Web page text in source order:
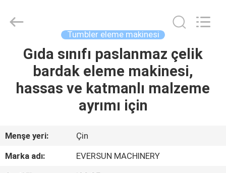
ÜRÜN:%
VR
GÖSTERISI
Tumbler eleme makinesi
Gıda sınıfı paslanmaz çelik
bardak eleme makinesi,
hassas ve katmanlı malzeme
ayrımı için
Menşe yeri:
Çin
Marka adı:
EVERSUN MACHINERY